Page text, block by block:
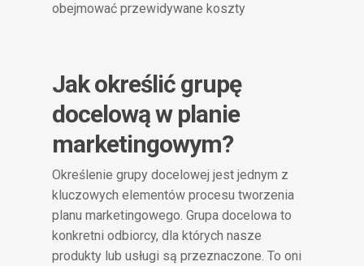
obejmować przewidywane koszty
Jak określić grupę
docelową w planie
marketingowym?
Określenie grupy docelowej jest jednym z
kluczowych elementów procesu tworzenia
planu marketingowego. Grupa docelowa to
konkretni odbiorcy, dla których nasze
produkty lub usługi są przeznaczone. To oni